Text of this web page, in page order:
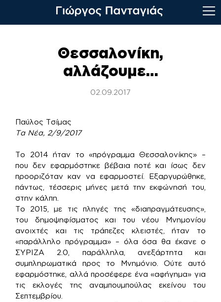
Θεσσαλονίκη,
αλλάζουμε…
02.09.2017
Παύλος Τσίμας
Τα Νέα, 2/9/2017
Το 2014 ήταν το «πρόγραμμα Θεσσαλονίκης» –
που δεν εφαρμόστηκε βέβαια ποτέ και ίσως δεν
προοριζόταν καν να εφαρμοστεί. Εξαργυρώθηκε,
πάντως, τέσσερις μήνες μετά την εκφώνησή του,
στην κάλπη.
Το 2015, με τις πληγές της «διαπραγμάτευσης»,
του δημοψηφίσματος και του νέου Μνημονίου
ανοιχτές και τις τράπεζες κλειστές, ήταν το
«παράλληλο πρόγραμμα» – όλα όσα θα έκανε ο
ΣΥΡΙΖΑ 2.0, παράλληλα, ανεξάρτητα και
συμπληρωματικά προς το Μνημόνιο. Ούτε αυτό
εφαρμόστηκε, αλλά προσέφερε ένα «αφήγημα» για
τις εκλογές της αναμπουμπούλας εκείνου του
Σεπτεμβρίου.